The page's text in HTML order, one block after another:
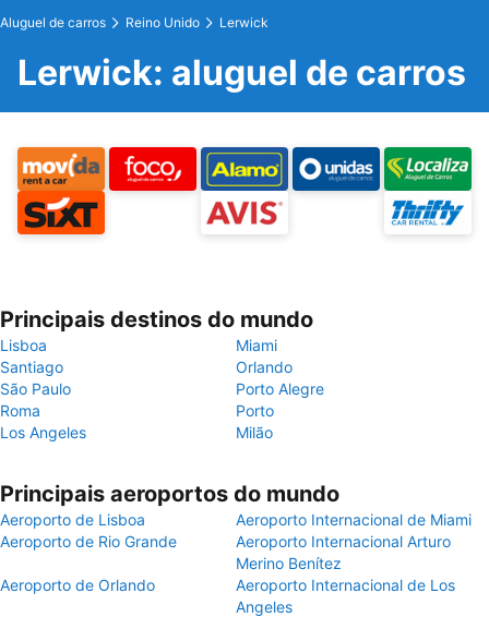
Aluguel de carros Reino Unido Lerwick
Lerwick: aluguel de carros
Principais destinos do mundo
Lisboa
Miami
Santiago
Orlando
São Paulo
Porto Alegre
Roma
Porto
Los Angeles
Milão
Principais aeroportos do mundo
Aeroporto de Lisboa
Aeroporto Internacional de Miami
Aeroporto de Rio Grande
Aeroporto Internacional Arturo
Merino Benítez
Aeroporto de Orlando
Aeroporto Internacional de Los
Angeles